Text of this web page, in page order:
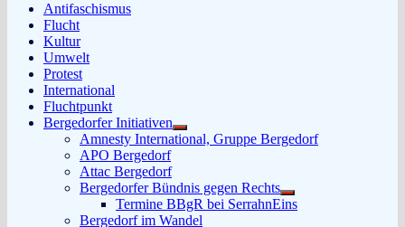
Antifaschismus
Flucht
Kultur
Umwelt
Protest
International
Fluchtpunkt
Bergedorfer Initiativen
Untermenü
anzeigen
Amnesty International, Gruppe Bergedorf
APO Bergedorf
Attac Bergedorf
Bergedorfer Bündnis gegen Rechts
Untermenü
anzeigen
Termine BBgR bei SerrahnEins
Bergedorf im Wandel